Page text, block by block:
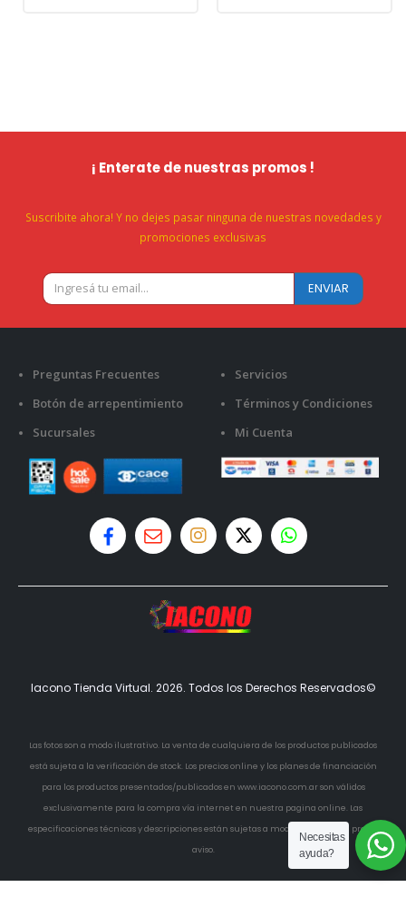
¡ Enterate de nuestras promos !
Suscribite ahora! Y no dejes pasar ninguna de nuestras novedades y
promociones exclusivas
Preguntas Frecuentes
Botón de arrepentimiento
Sucursales
Servicios
Términos y Condiciones
Mi Cuenta
Iacono Tienda Virtual. 2026. Todos los Derechos Reservados©
Las fotos son a modo ilustrativo. La venta de cualquiera de los productos publicados
está sujeta a la verificación de stock. Los precios online y los planes de financiación
para los productos presentados/publicados en www.iacono.com.ar son válidos
exclusivamente para la compra vía internet en nuestra pagina online. Las
especificaciones técnicas y descripciones están sujetas a modificaciones sin previo
aviso.
Necesitas
ayuda?